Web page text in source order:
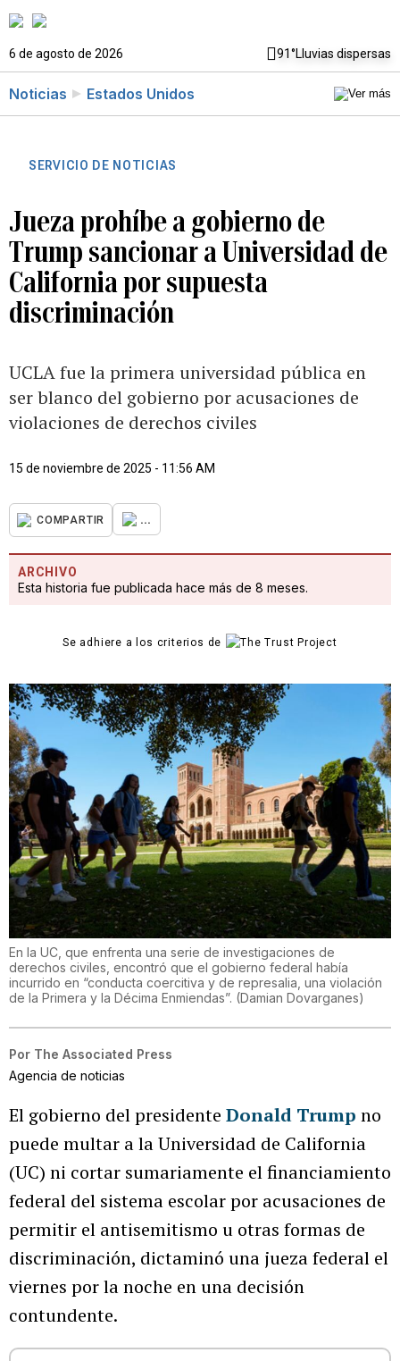
6 de agosto de 2026 91°Lluvias dispersas
Noticias Estados Unidos
SERVICIO DE NOTICIAS
Jueza prohíbe a gobierno de
Trump sancionar a Universidad de
California por supuesta
discriminación
UCLA fue la primera universidad pública en
ser blanco del gobierno por acusaciones de
violaciones de derechos civiles
15 de noviembre de 2025 - 11:56 AM
COMPARTIR ...
ARCHIVO
Esta historia fue publicada hace más de 8 meses.
Se adhiere a los criterios de
En la UC, que enfrenta una serie de investigaciones de
derechos civiles, encontró que el gobierno federal había
incurrido en “conducta coercitiva y de represalia, una violación
de la Primera y la Décima Enmiendas”. (Damian Dovarganes)
Por The Associated Press
Agencia de noticias
El gobierno del presidente Donald Trump no
puede multar a la Universidad de California
(UC) ni cortar sumariamente el financiamiento
federal del sistema escolar por acusaciones de
permitir el antisemitismo u otras formas de
discriminación, dictaminó una jueza federal el
viernes por la noche en una decisión
contundente.